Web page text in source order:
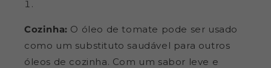
Cozinha: O óleo de tomate pode ser usado
como um substituto saudável para outros
óleos de cozinha. Com um sabor leve e